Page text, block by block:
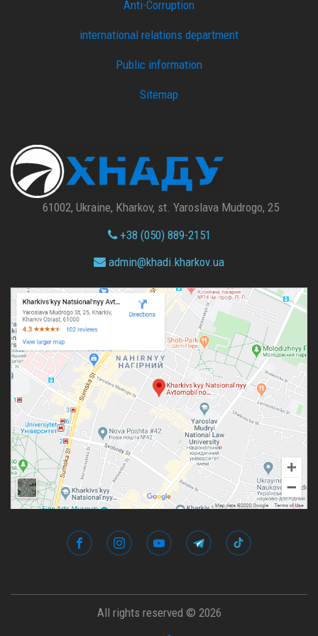
Anti-Corruption
international relations department
Public information
Sitemap
61002, Ukraine, Kharkov, st. Yaroslava Mudrogo, 25
+38 (050) 889-2151
admin@khadi.kharkov.ua
All rights reserved © 2026